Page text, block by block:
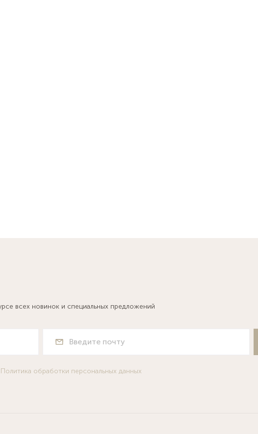
всех новинок и специальных предложений
Политика обработки персональных данных